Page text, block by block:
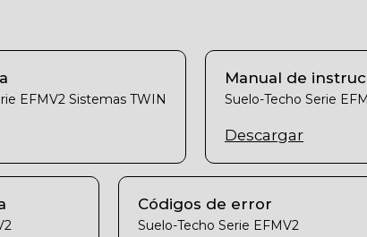
EFMV2 Sistemas TWIN
Manual de
Suelo-Techo Serie
Descargar
Códigos de error
Suelo-Techo Serie EFMV2